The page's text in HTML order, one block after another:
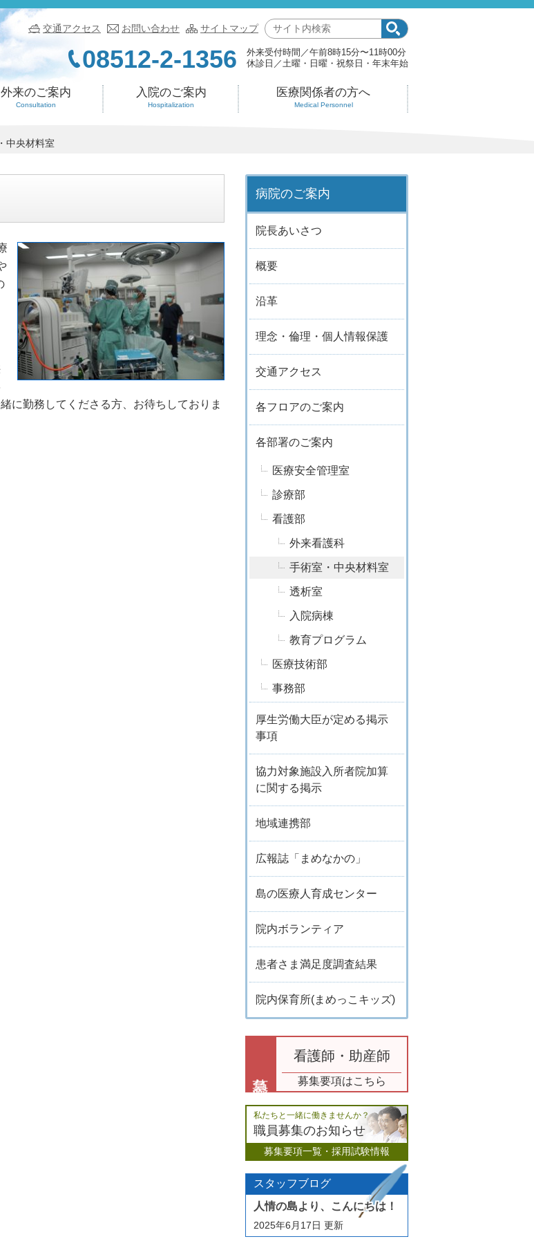
交通アクセス お問い合わせ サイトマップ
サ
検
索:
08512-2-1356 外来受付時間
午前8時15分〜11時00分
休診日
土曜・日曜・祝祭日・年末年始
外来のご案内
Consultation
入院のご案内
Hospitalization
医療関係者の方へ
Medical Personnel
中央材料室
に勤務してくださる方、お待ちしておりま
病院のご案内
院長あいさつ
概要
沿革
理念・倫理・個人情報保護
交通アクセス
各フロアのご案内
各部署のご案内
医療安全管理室
診療部
看護部
外来看護科
手術室・中央材料室
透析室
入院病棟
教育プログラム
医療技術部
事務部
厚生労働大臣が定める掲示
事項
協力対象施設入所者院加算
に関する掲示
地域連携部
広報誌「まめなかの」
島の医療人育成センター
院内ボランティア
患者さま満足度調査結果
院内保育所(まめっこキッズ)
看護師・助産師
募集要項はこちら
私たちと一緒に働きませんか？
職員募集のお知らせ
募集要項一覧・採用試験情報
スタッフブログ
人情の島より、こんにちは！
2025年6月17日 更新